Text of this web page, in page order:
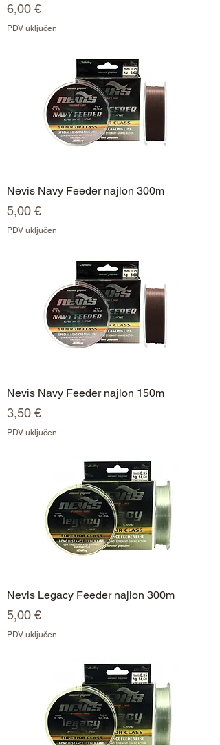
Cijena
6,00 €
PDV uključen
Nevis Navy Feeder najlon 300m
Cijena
5,00 €
PDV uključen
Nevis Navy Feeder najlon 150m
Cijena
3,50 €
PDV uključen
Nevis Legacy Feeder najlon 300m
Cijena
5,00 €
PDV uključen